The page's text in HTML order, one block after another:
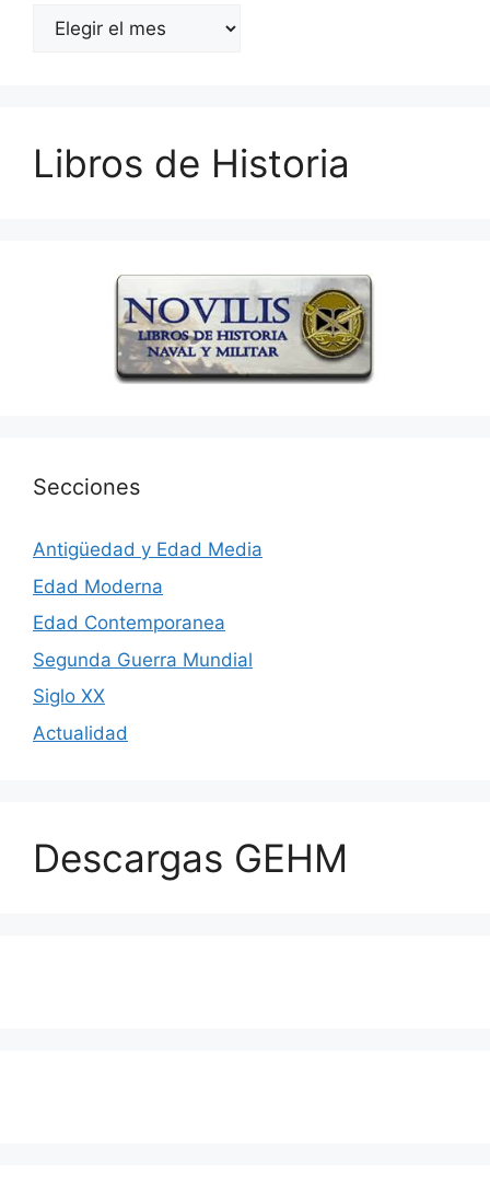
Archivos
Libros de Historia
Secciones
Antigüedad y Edad Media
Edad Moderna
Edad Contemporanea
Segunda Guerra Mundial
Siglo XX
Actualidad
Descargas GEHM